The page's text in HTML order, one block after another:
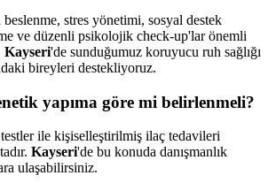
stres yönetimi, sosyal destek
ve düzenli psikolojik check-up'lar önemli
Kayseri'de sunduğumuz koruyucu ruh sağlığı
bireyleri destekliyoruz.
yapıma göre mi belirlenmeli?
ile kişiselleştirilmiş ilaç tedavileri
Kayseri'de bu konuda danışmanlık
ulaşabilirsiniz.